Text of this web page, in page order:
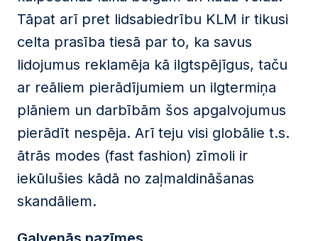
Tāpat arī pret lidsabiedrību KLM ir tikusi
celta prasība tiesā par to, ka savus
lidojumus reklamēja kā ilgtspējīgus, taču
ar reāliem pierādījumiem un ilgtermiņa
plāniem un darbībām šos apgalvojumus
pierādīt nespēja. Arī teju visi globālie t.s.
ātrās modes (fast fashion) zīmoli ir
iekūlušies kādā no zaļmaldināšanas
skandāliem.